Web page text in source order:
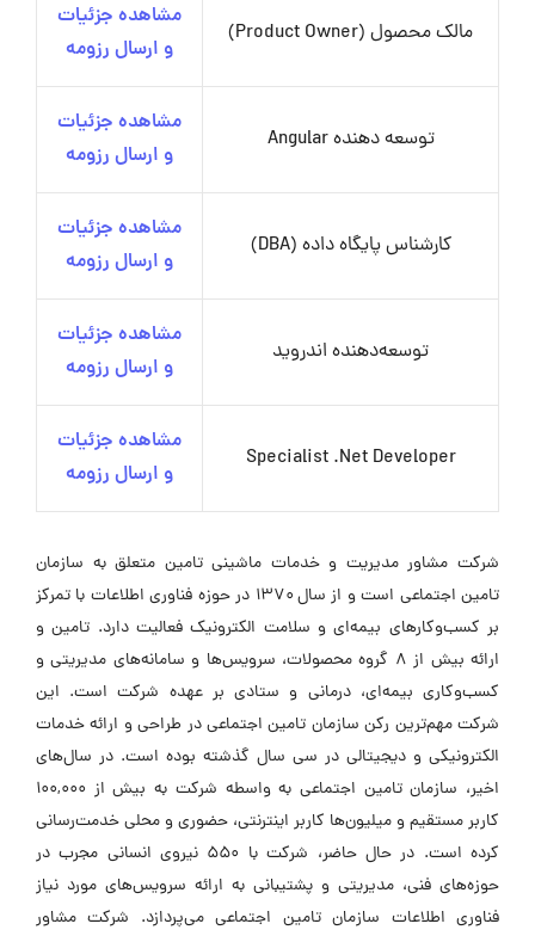
مالک محصول (Product Owner)
مشاهده جزئیات
و ارسال رزومه
توسعه دهنده Angular
مشاهده جزئیات
و ارسال رزومه
کارشناس پایگاه داده (DBA)
مشاهده جزئیات
و ارسال رزومه
توسعه‌دهنده اندروید
مشاهده جزئیات
و ارسال رزومه
Specialist .Net Developer
مشاهده جزئیات
و ارسال رزومه
شرکت مشاور مدیریت و خدمات ماشینی تامین متعلق به سازمان
تامین اجتماعی است و از سال ۱۳۷۰ در حوزه فناوری اطلاعات با تمرکز
بر کسب‌وکارهای بیمه‌ای و سلامت الکترونیک فعالیت دارد. تامین و
ارائه بیش از ۸ گروه محصولات، سرویس‌ها و سامانه‌های مدیریتی و
کسب‌وکاری بیمه‌ای، درمانی و ستادی بر عهده شرکت است. این
شرکت مهم‌ترین رکن سازمان تامین اجتماعی در طراحی و ارائه خدمات
الکترونیکی و دیجیتالی در سی سال گذشته بوده است. در سال‌های
اخیر، سازمان تامین اجتماعی به واسطه شرکت به بیش از ۱۰۰,۰۰۰
کاربر مستقیم و میلیون‌ها کاربر اینترنتی، حضوری و محلی خدمت‌رسانی
کرده است. در حال حاضر، شرکت با ۵۵۰ نیروی انسانی مجرب در
حوزه‌های فنی، مدیریتی و پشتیبانی به ارائه سرویس‌های مورد نیاز
فناوری اطلاعات سازمان تامین اجتماعی می‌پردازد. شرکت مشاور